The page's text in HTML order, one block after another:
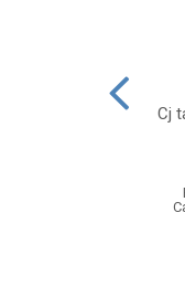
Cj